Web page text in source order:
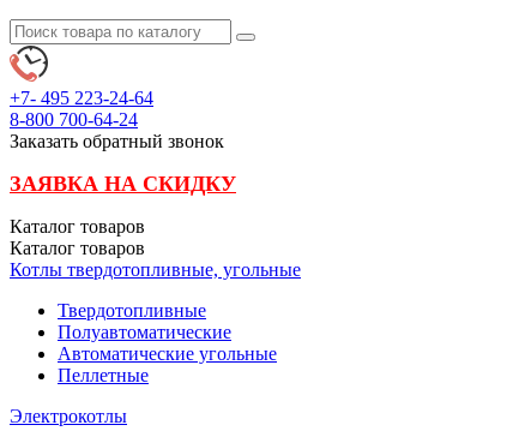
+7- 495 223-24-64
8-800 700-64-24
Заказать обратный звонок
ЗАЯВКА НА СКИДКУ
Каталог товаров
Каталог товаров
Котлы твердотопливные, угольные
Твердотопливные
Полуавтоматические
Автоматические угольные
Пеллетные
Электрокотлы